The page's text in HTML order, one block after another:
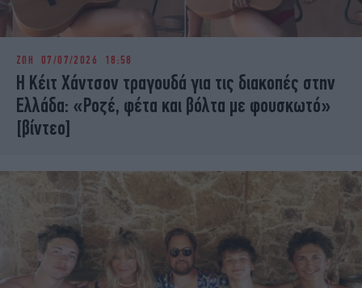
ΖΩΗ 07/07/2026 18:58
Η Κέιτ Χάντσον τραγουδά για τις διακοπές στην
Ελλάδα: «Ροζέ, φέτα και βόλτα με φουσκωτό»
[βίντεο]